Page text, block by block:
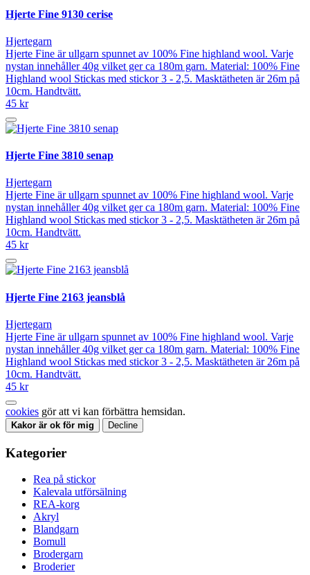
Hjerte Fine 9130 cerise
Hjertegarn
Hjerte Fine är ullgarn spunnet av 100% Fine highland wool. Varje
nystan innehåller 40g vilket ger ca 180m garn. Material: 100% Fine
Highland wool Stickas med stickor 3 - 2,5. Masktätheten är 26m på
10cm. Handtvätt.
45 kr
Hjerte Fine 3810 senap
Hjertegarn
Hjerte Fine är ullgarn spunnet av 100% Fine highland wool. Varje
nystan innehåller 40g vilket ger ca 180m garn. Material: 100% Fine
Highland wool Stickas med stickor 3 - 2,5. Masktätheten är 26m på
10cm. Handtvätt.
45 kr
Hjerte Fine 2163 jeansblå
Hjertegarn
Hjerte Fine är ullgarn spunnet av 100% Fine highland wool. Varje
nystan innehåller 40g vilket ger ca 180m garn. Material: 100% Fine
Highland wool Stickas med stickor 3 - 2,5. Masktätheten är 26m på
10cm. Handtvätt.
45 kr
cookies gör att vi kan förbättra hemsidan.
Kakor är ok för mig Decline
Kategorier
Rea på stickor
Kalevala utförsälning
REA-korg
Akryl
Blandgarn
Bomull
Brodergarn
Broderier